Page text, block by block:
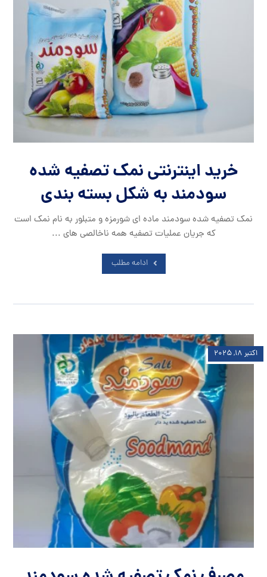
خرید اینترنتی نمک تصفیه شده
سودمند به شکل بسته بندی
نمک تصفیه شده سودمند ماده ای شورمزه و متبلور به نام نمک است
که جریان عملیات تصفیه همه ناخالصی های ...
ادامه مطلب
اکتبر ۱۸, ۲۰۲۵